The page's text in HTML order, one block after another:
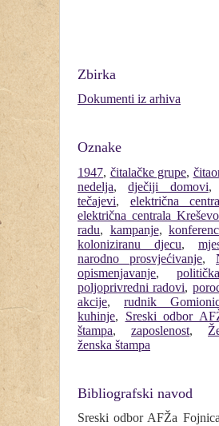
Zbirka
Dokumenti iz arhiva
Oznake
1947, čitalačke grupe,
nedelja,dječiji domovi
tečajevi, električna
električna centrala Kreševo
radu, kampanje,
koloniziranu djecu,
narodno prosvjećivanje,
opismenjavanje,
poljoprivredni radovi,
akcije, rudnik
kuhinje, Sreski odbor
štampa, zaposlenost,
ženska štampa
Bibliografski navod
Sreski odbor AFŽa